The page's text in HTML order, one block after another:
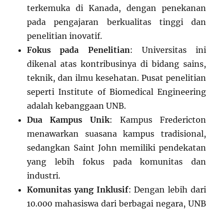
terkemuka di Kanada, dengan penekanan
pada pengajaran berkualitas tinggi dan
penelitian inovatif.
Fokus pada Penelitian: Universitas ini
dikenal atas kontribusinya di bidang sains,
teknik, dan ilmu kesehatan. Pusat penelitian
seperti Institute of Biomedical Engineering
adalah kebanggaan UNB.
Dua Kampus Unik: Kampus Fredericton
menawarkan suasana kampus tradisional,
sedangkan Saint John memiliki pendekatan
yang lebih fokus pada komunitas dan
industri.
Komunitas yang Inklusif: Dengan lebih dari
10.000 mahasiswa dari berbagai negara, UNB